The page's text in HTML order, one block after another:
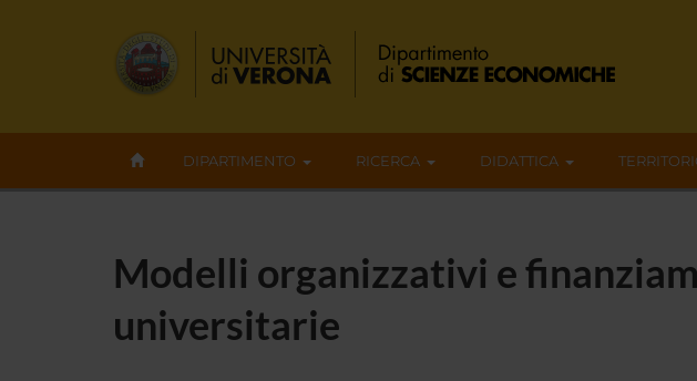
DIPARTIMENTO RICERCA DIDATTICA
Modelli organizzativi e
universitarie